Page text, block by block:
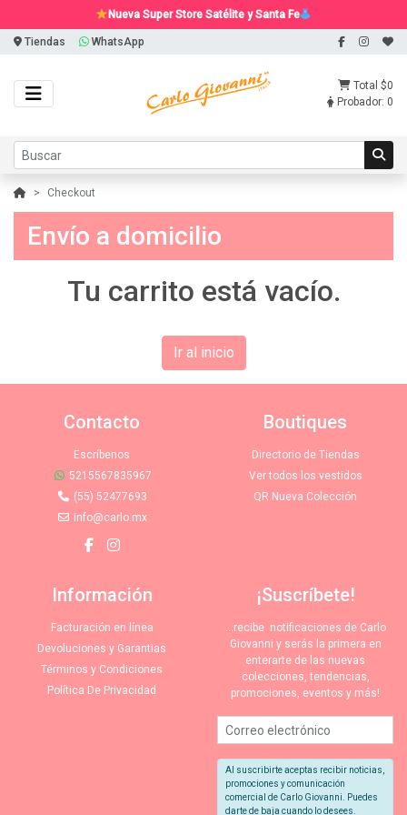
Nueva Super Store Satélite y Santa Fe
Tiendas WhatsApp
Total $0
Probador: 0
Checkout
Envío a domicilio
Tu carrito está vacío.
Ir al inicio
Contacto
Escríbenos
5215567835967
(55) 52477693
info@carlo.mx
Boutiques
Directorio de Tiendas
Ver todos los vestidos
QR Nueva Colección
Información
Facturación en línea
Devoluciones y Garantias
Términos y Condiciones
Política De Privacidad
¡Suscríbete!
…recibe notificaciones de Carlo
Giovanni y serás la primera en
enterarte de las nuevas
colecciones, tendencias,
promociones, eventos y más!
Al suscribirte aceptas recibir noticias,
promociones y comunicación
comercial de Carlo Giovanni. Puedes
darte de baja cuando lo desees.